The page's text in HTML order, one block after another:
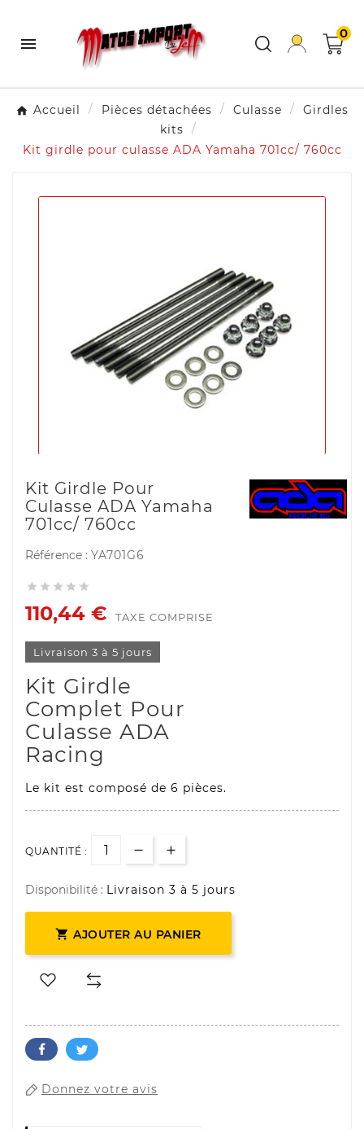

0
Accueil Pièces détachées Culasse
Girdles
kits
Kit girdle pour culasse ADA Yamaha 701cc/ 760cc
Kit Girdle Pour
Culasse ADA Yamaha
701cc/ 760cc
Référence : YA701G6
    
110,44 € TAXE COMPRISE
Livraison 3 à 5 jours
Kit Girdle
Complet Pour
Culasse ADA
Racing
Le kit est composé de 6 pièces.
QUANTITÉ :
Disponibilité : Livraison 3 à 5 jours
 AJOUTER AU PANIER
Donnez votre avis